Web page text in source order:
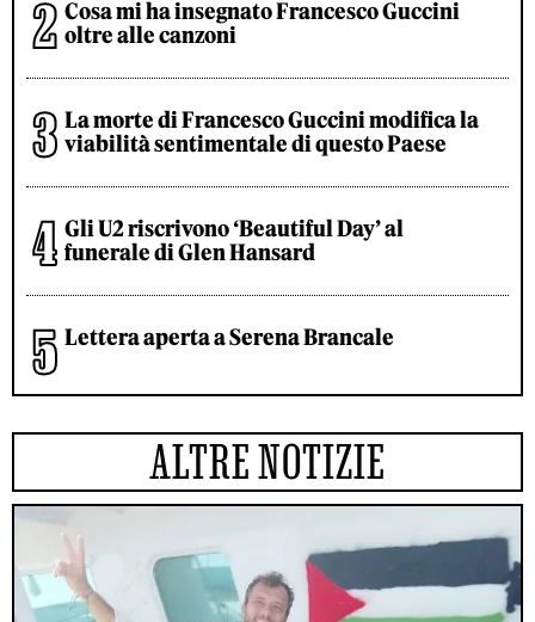
Cosa mi ha insegnato Francesco Guccini
oltre alle canzoni
La morte di Francesco Guccini modifica la
viabilità sentimentale di questo Paese
Gli U2 riscrivono ‘Beautiful Day’ al
funerale di Glen Hansard
Lettera aperta a Serena Brancale
ALTRE NOTIZIE